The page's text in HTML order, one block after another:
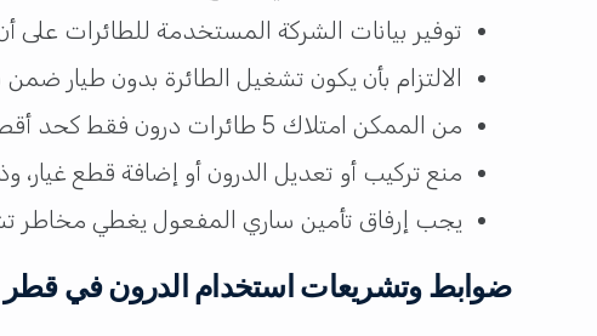
توفير بيانات الشركة المستخدمة للطائرات
الالتزام بأن يكون تشغيل الطائرة بدون طيار
من الممكن امتلاك 5 طائرات درون فقط كحد أقصى، ولا يسمح بتجاوز هذا العدد.
منع تركيب أو تعديل الدرون أو إضافة قطع غيار،
يجب إرفاق تأمين ساري المفعول يغطي مخاطر
ضوابط وتشريعات استخدام الدرون في قطر